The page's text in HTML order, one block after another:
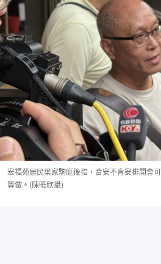
宏福苑居民葉家駒庭後指，合安不肯安排開會
算做。(陳曉欣攝)